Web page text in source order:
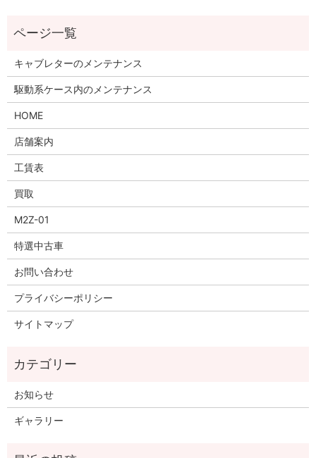
キャブレターのメンテナンス
駆動系ケース内のメンテナンス
HOME
店舗案内
工賃表
買取
M2Z-01
特選中古車
お問い合わせ
プライバシーポリシー
サイトマップ
お知らせ
ギャラリー